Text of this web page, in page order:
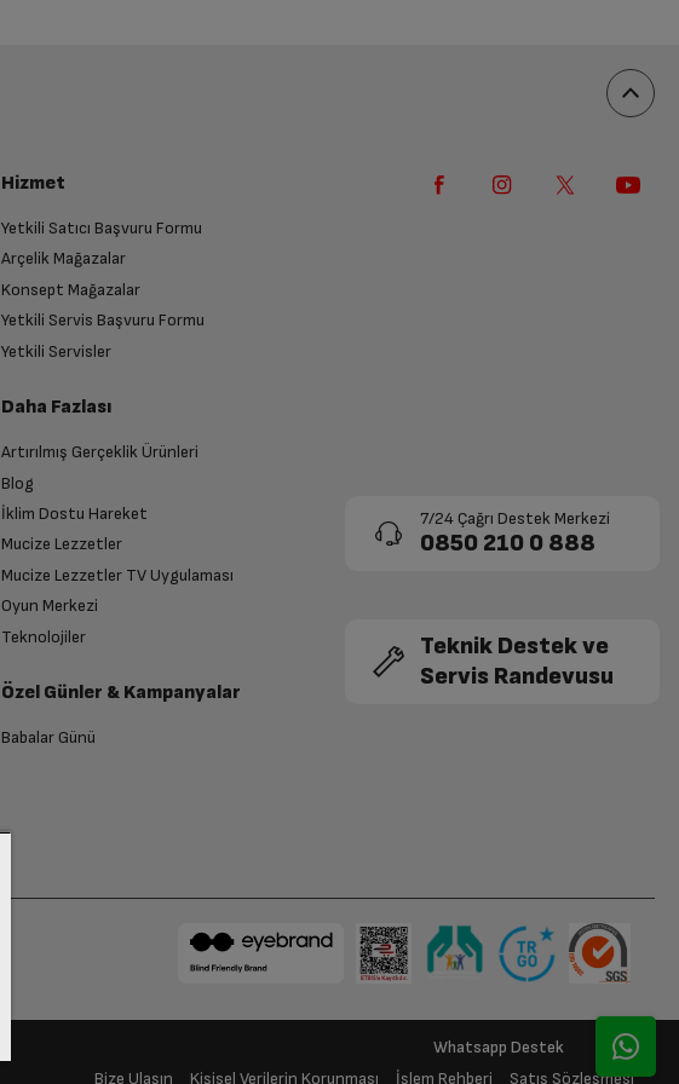
Hizmet
Yetkili Satıcı Başvuru Formu
Arçelik Mağazalar
Konsept Mağazalar
Yetkili Servis Başvuru Formu
Yetkili Servisler
Daha Fazlası
Artırılmış Gerçeklik Ürünleri
Blog
İklim Dostu Hareket
Mucize Lezzetler
Mucize Lezzetler TV Uygulaması
Oyun Merkezi
Teknolojiler
Özel Günler & Kampanyalar
Babalar Günü
7/24 Çağrı Destek Merkezi
0850 210 0 888
Teknik Destek ve
Servis Randevusu
Bize Ulaşın Kişisel Verilerin Korunması İşlem Rehberi Satış Sözleşmesi
Beraber Seçelim